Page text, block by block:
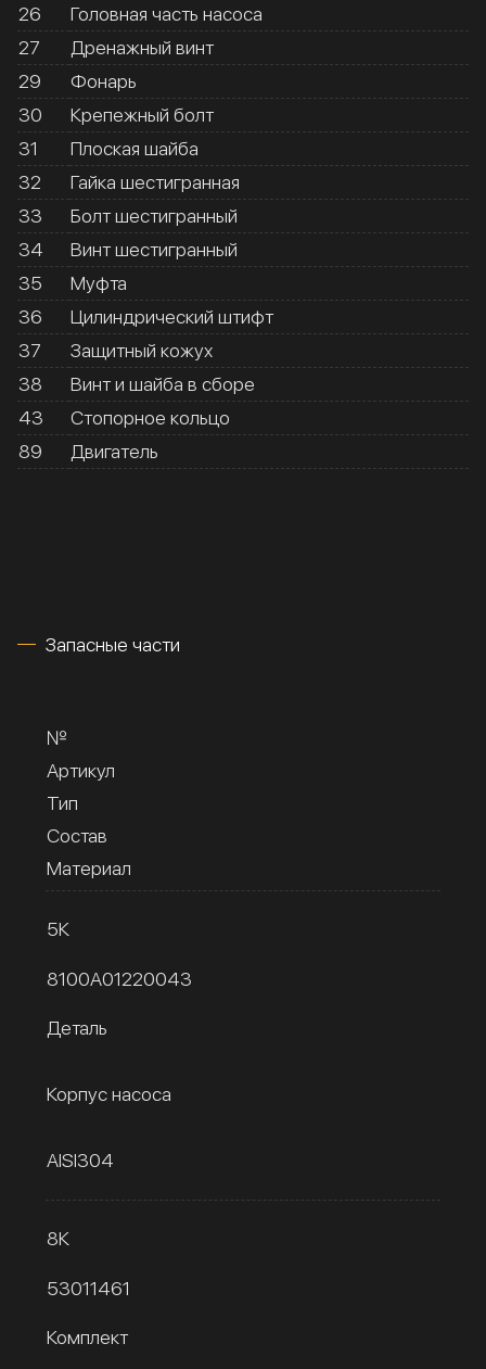
26
Головная часть насоса
27
Дренажный винт
29
Фонарь
30
Крепежный болт
31
Плоская шайба
32
Гайка шестигранная
33
Болт шестигранный
34
Винт шестигранный
35
Муфта
36
Цилиндрический штифт
37
Защитный кожух
38
Винт и шайба в сборе
43
Стопорное кольцо
89
Двигатель
Запасные части
№
Артикул
Тип
Состав
Материал
5К
8100A01220043
Деталь
Корпус насоса
AISI304
8К
53011461
Комплект